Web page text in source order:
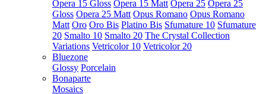
Opera 15 Gloss Opera 15 Matt Opera 25 Opera 25
Gloss Opera 25 Matt Opus Romano Opus Romano
Matt Oro Oro Bis Platino Bis Sfumature 10 Sfumature
20 Smalto 10 Smalto 20 The Crystal Collection
Variations Vetricolor 10 Vetricolor 20
Bluezone
Glossy Porcelain
Bonaparte
Mosaics